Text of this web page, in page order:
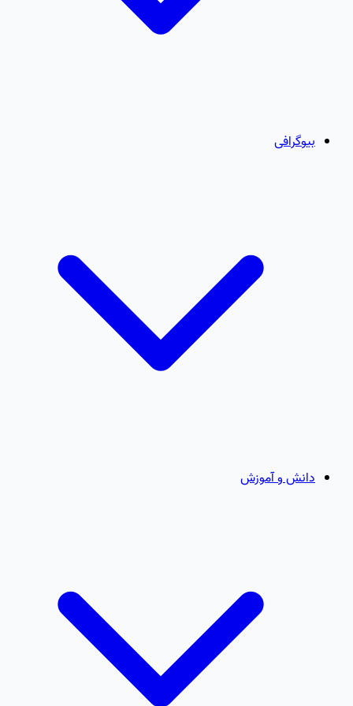
بیوگرافی
دانش و آموزش